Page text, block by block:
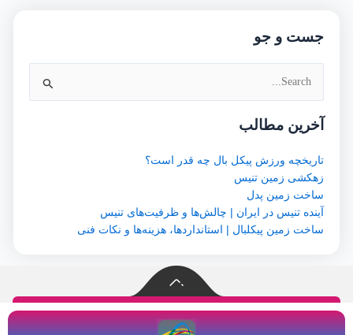
جست و جو
جستجو
برای:
آخرین مطالب
تاریخچه ورزش پیکل بال چه قدر است؟
زهکشی زمین تنیس
ساخت زمین پدل
آینده تنیس در ایران | چالش‌ها و ظرفیت‌های تنیس
ساخت زمین پیکلبال | استانداردها، هزینه‌ها و نکات فنی